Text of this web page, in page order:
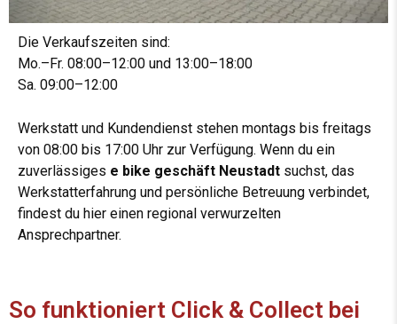
Die Verkaufszeiten sind:
Mo.–Fr. 08:00–12:00 und 13:00–18:00
Sa. 09:00–12:00
Werkstatt und Kundendienst stehen montags bis freitags
von 08:00 bis 17:00 Uhr zur Verfügung. Wenn du ein
zuverlässiges e bike geschäft Neustadt suchst, das
Werkstatterfahrung und persönliche Betreuung verbindet,
findest du hier einen regional verwurzelten
Ansprechpartner.
So funktioniert Click & Collect bei